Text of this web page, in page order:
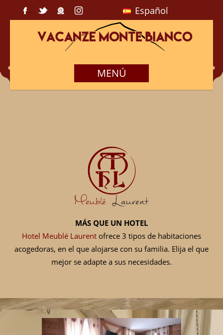
Español
MENÚ
MÁS QUE UN HOTEL
Hotel Meublé Laurent ofrece 3 tipos de habitaciones
acogedoras, en el que alojarse con su familia. Elija el que
mejor se adapte a sus necesidades.